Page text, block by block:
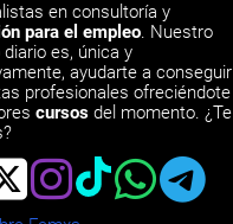
en consultoría y
para el empleo. Nuestro
es, única y
ayudarte a conseguir
profesionales ofreciéndote
cursos del momento. ¿Te